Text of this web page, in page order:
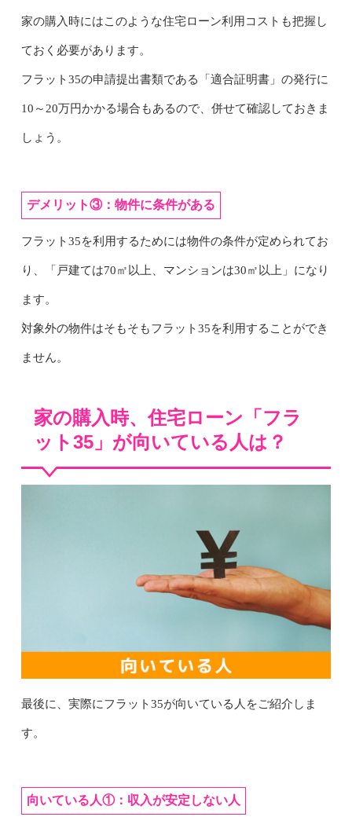
家の購入時にはこのような住宅ローン利用コストも把握し
ておく必要があります。
フラット35の申請提出書類である「適合証明書」の発行に
10～20万円かかる場合もあるので、併せて確認しておきま
しょう。
デメリット③：物件に条件がある
フラット35を利用するためには物件の条件が定められてお
り、「戸建ては70㎡以上、マンションは30㎡以上」になり
ます。
対象外の物件はそもそもフラット35を利用することができ
ません。
家の購入時、住宅ローン「フラ
ット35」が向いている人は？
最後に、実際にフラット35が向いている人をご紹介しま
す。
向いている人①：収入が安定しない人